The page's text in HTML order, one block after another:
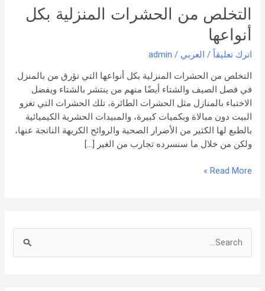
التخلص من الحشرات المنزلية بكل
أنواعها
اترك تعليقاً / العربي /
admin
التخلص من الحشرات المنزلية بكل أنواعها التي تؤرق من بالمنزل
في فصل الصيف والشتاء أيضًا منهم من ينتشر بالشتاء ويفضل
الاختباء بالمنازل مثل الحشرات الطائرة، تلك الحشرات التي تغزو
البيت دون مبالاة وبكميات كبيرة، والمبيدات الحشرية الكيميائية
بالطبع لها الكثير من الأضرار الصحية والروائح الكريهة الناتجة عنها،
ولكن من خلال ما سنسرده تجارب من الغير […]
الحشرات
المنزلية
بكل
أنواعها
Read More »